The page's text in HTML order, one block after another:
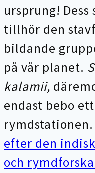
ursprung!
tillhör den
bildande
på vår planet.
kalamii,
endast bebo
rymdstationen.
efter den
och